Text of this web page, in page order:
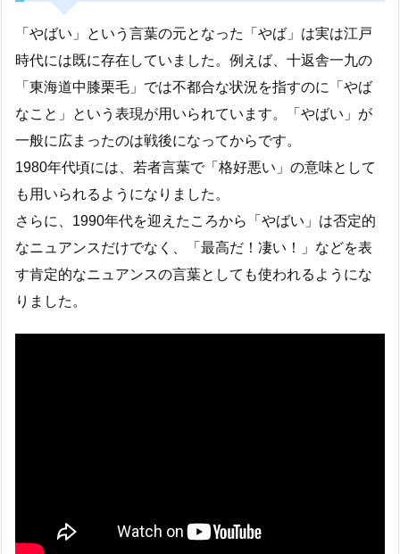
「やばい」という言葉の元となった「やば」は実は江戸
時代には既に存在していました。例えば、十返舎一九の
「東海道中膝栗毛」では不都合な状況を指すのに「やば
なこと」という表現が用いられています。「やばい」が
一般に広まったのは戦後になってからです。
1980年代頃には、若者言葉で「格好悪い」の意味として
も用いられるようになりました。
さらに、1990年代を迎えたころから「やばい」は否定的
なニュアンスだけでなく、「最高だ！凄い！」などを表
す肯定的なニュアンスの言葉としても使われるようにな
りました。